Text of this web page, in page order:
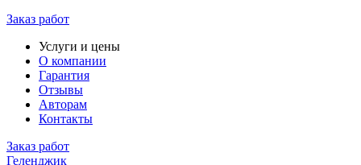
Заказ работ
Услуги и цены
О компании
Гарантия
Отзывы
Авторам
Контакты
Заказ работ
Геленджик